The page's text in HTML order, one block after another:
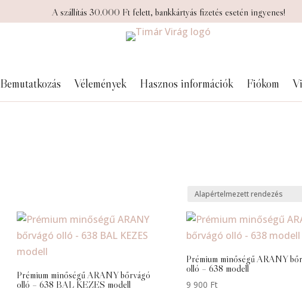
A szállítás 30.000 Ft felett, bankkártyás fizetés esetén ingyenes!
Bemutatkozás Vélemények Hasznos információk Fiókom
Prémium minőségű ARANY bőrvágó
olló – 638 BAL KEZES modell
Prémium minőségű ARANY
olló – 638 modell
9 900 Ft